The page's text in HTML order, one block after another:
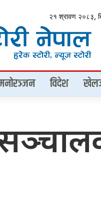
२१ श्रावण २०८३,
विदेश